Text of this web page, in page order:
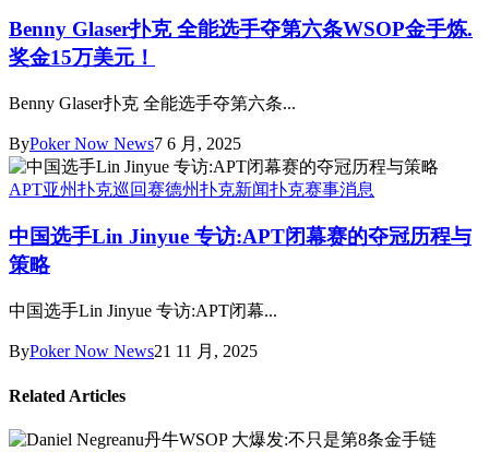
Benny Glaser扑克 全能选手夺第六条WSOP金手炼.
奖金15万美元！
Benny Glaser扑克 全能选手夺第六条...
ByPoker Now News7 6 月, 2025
APT亚州扑克巡回赛德州扑克新闻扑克赛事消息
中国选手Lin Jinyue 专访:APT闭幕赛的夺冠历程与
策略
中国选手Lin Jinyue 专访:APT闭幕...
ByPoker Now News21 11 月, 2025
Related Articles